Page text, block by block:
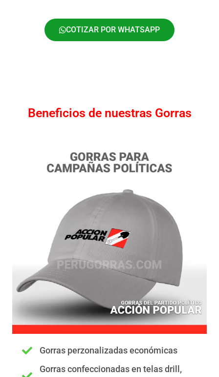
COTIZAR POR WHATSAPP
Beneficios de nuestras Gorras
Gorras perzonalizadas económicas
Gorras confeccionadas en telas drill,